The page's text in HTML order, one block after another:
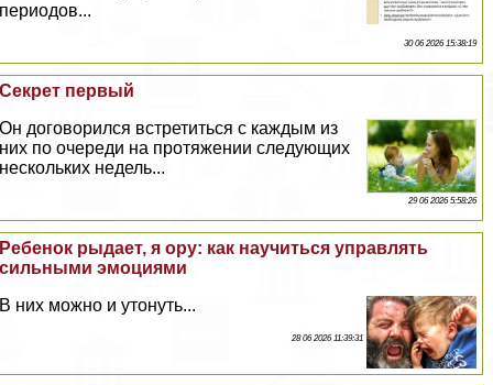
периодов...
30 06 2026 15:38:19
Секрет первый
Он договорился встретиться с каждым из
них по очереди на протяжении следующих
нескольких недель...
29 06 2026 5:58:26
Ребенок рыдает, я ору: как научиться управлять
сильными эмоциями
В них можно и утонуть...
28 06 2026 11:39:31